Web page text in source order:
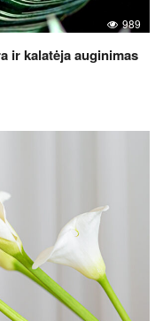
989
ir kalatėja auginimas